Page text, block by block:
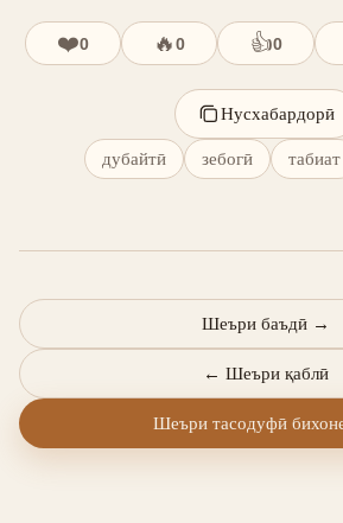
❤️0 🔥0 👍0
Нусхабардорӣ
дубайтӣ зебогӣ табиат
← Шеъри қаблӣ
Шеъри баъдӣ →
Шеъри тасодуфӣ